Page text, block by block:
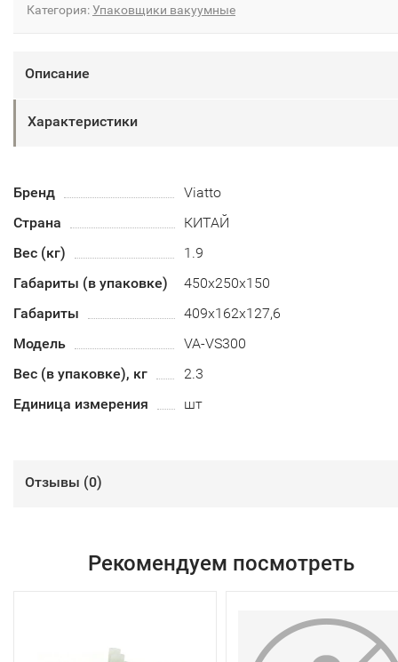
Категория:Упаковщики вакуумные
Описание
Характеристики
Бренд
Viatto
Страна
КИТАЙ
Вес (кг)
1.9
Габариты (в упаковке)
450х250х150
Габариты
409х162х127,6
Модель
VA-VS300
Вес (в упаковке), кг
2.3
Единица измерения
шт
Отзывы (0)
Рекомендуем посмотреть